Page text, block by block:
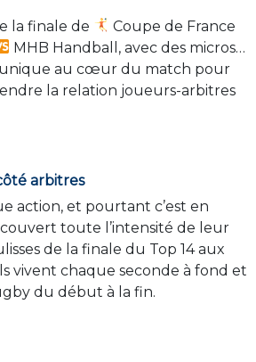
la finale de
Coupe de France
MHB Handball, avec des micros…
unique au cœur du match pour
la relation joueurs-arbitres
arbitres
action, et pourtant c’est en
toute l’intensité de leur
de la finale du Top 14 aux
vivent chaque seconde à fond et
du début à la fin.